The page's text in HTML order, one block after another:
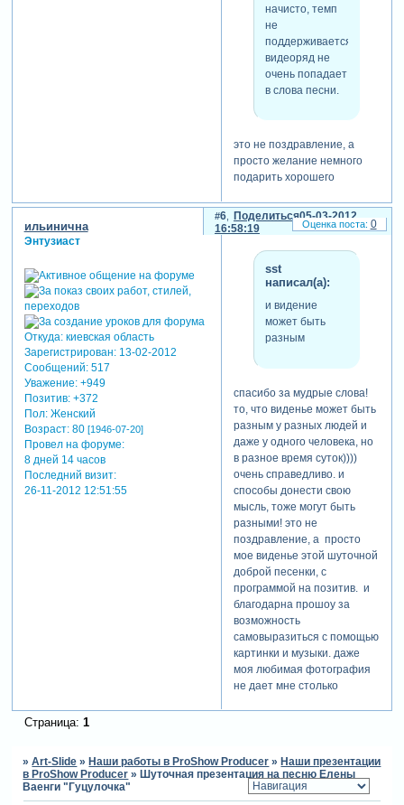
начисто, темп
не
поддерживается,
видеоряд не
очень попадает
в слова песни.
это не поздравление, а
просто желание немного
подарить хорошего
людям. сказать, что как бы
там ни было, но нужно
бодрость духа в любой
жизненной ситуации. по
поводу "гуцулочки", так
назвала эту симпатичную
песенку сама автор елена
ваенга. я просто
передать настроение
смысла песенки, как я это
вижу. но спасибо за отзыв.
Поделиться
6
05-03-2012
16:58:19
ильинична
Энтузиаст
Откуда:киевская область
Зарегистрирован: 13-02-2012
Сообщений:517
Уважение: +949
Позитив: +372
Пол:Женский
Возраст:80 [1946-07-20]
Провел на форуме:
8 дней 14 часов
Последний визит:
26-11-2012 12:51:55
sst
написал(а):
и видение
может быть
разным
спасибо за мудрые слова!
то, что виденье может быть
разным у разных людей и
даже у одного человека, но
в разное время суток))))
очень справедливо. и
способы донести свою
мысль, тоже могут быть
разными! это не
поздравление, а просто
мое виденье этой шуточной
доброй песенки, с
программой на позитив. и
благодарна прошоу за
возможность
самовыразиться с помощью
картинки и музыки. даже
моя любимая фотография
не дает мне столько
0
Страница: 1
»Art-Slide » Наши работы в ProShow Producer » Наши презентации
в ProShow Producer » Шуточная презентация на песню Елены
Ваенги "Гуцулочка"